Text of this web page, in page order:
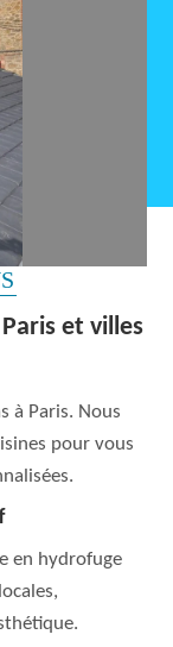
et villes
à Paris. Nous
pour vous
en hydrofuge